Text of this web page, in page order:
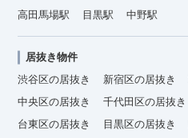
高田馬場駅
目黒駅 中野駅
居抜き物件
渋谷区の居抜き
新宿区の居抜き
中央区の居抜き
千代田区の居抜き
台東区の居抜き
目黒区の居抜き